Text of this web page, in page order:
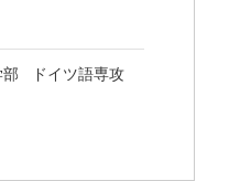
ドイツ語専攻